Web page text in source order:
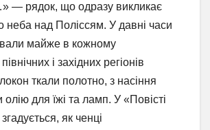
— рядок, що одразу викликає
неба над Поліссям. У давні часи
майже в кожному
і західних регіонів
ткали полотно, з насіння
для їжі та ламп. У «Повісті
як ченці